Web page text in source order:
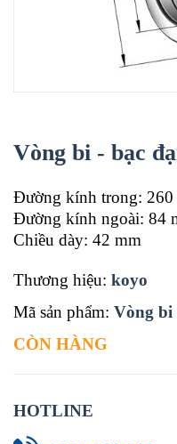
Vòng bi - bạc
Đường kính trong: 260
Đường kính ngoài: 84
Chiều dày: 42 mm
Thương hiệu: koyo
Mã sản phẩm: Vòng bi
CÒN HÀNG
HOTLINE